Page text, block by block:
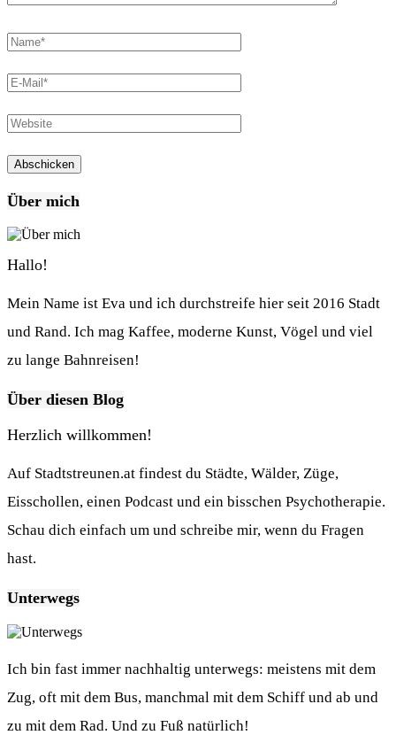
Über mich
Hallo!
Mein Name ist Eva und ich durchstreife hier seit 2016 Stadt
und Rand. Ich mag Kaffee, moderne Kunst, Vögel und viel
zu lange Bahnreisen!
Über diesen Blog
Herzlich willkommen!
Auf Stadtstreunen.at findest du Städte, Wälder, Züge,
Eisschollen, einen Podcast und ein bisschen Psychotherapie.
Schau dich einfach um und schreibe mir, wenn du Fragen
hast.
Unterwegs
Ich bin fast immer nachhaltig unterwegs: meistens mit dem
Zug, oft mit dem Bus, manchmal mit dem Schiff und ab und
zu mit dem Rad. Und zu Fuß natürlich!